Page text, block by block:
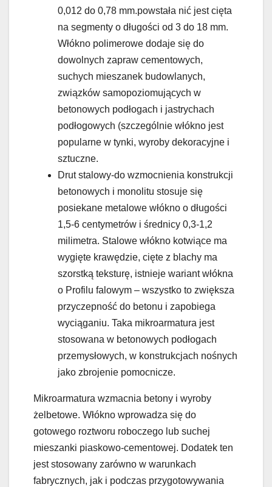
0,012 do 0,78 mm.powstała nić jest cięta
na segmenty o długości od 3 do 18 mm.
Włókno polimerowe dodaje się do
dowolnych zapraw cementowych,
suchych mieszanek budowlanych,
związków samopoziomujących w
betonowych podłogach i jastrychach
podłogowych (szczególnie włókno jest
popularne w tynki, wyroby dekoracyjne i
sztuczne.
Drut stalowy-do wzmocnienia konstrukcji
betonowych i monolitu stosuje się
posiekane metalowe włókno o długości
1,5-6 centymetrów i średnicy 0,3-1,2
milimetra. Stalowe włókno kotwiące ma
wygięte krawędzie, cięte z blachy ma
szorstką teksturę, istnieje wariant włókna
o Profilu falowym – wszystko to zwiększa
przyczepność do betonu i zapobiega
wyciąganiu. Taka mikroarmatura jest
stosowana w betonowych podłogach
przemysłowych, w konstrukcjach nośnych
jako zbrojenie pomocnicze.
Mikroarmatura wzmacnia betony i wyroby
żelbetowe. Włókno wprowadza się do
gotowego roztworu roboczego lub suchej
mieszanki piaskowo-cementowej. Dodatek ten
jest stosowany zarówno w warunkach
fabrycznych, jak i podczas przygotowywania